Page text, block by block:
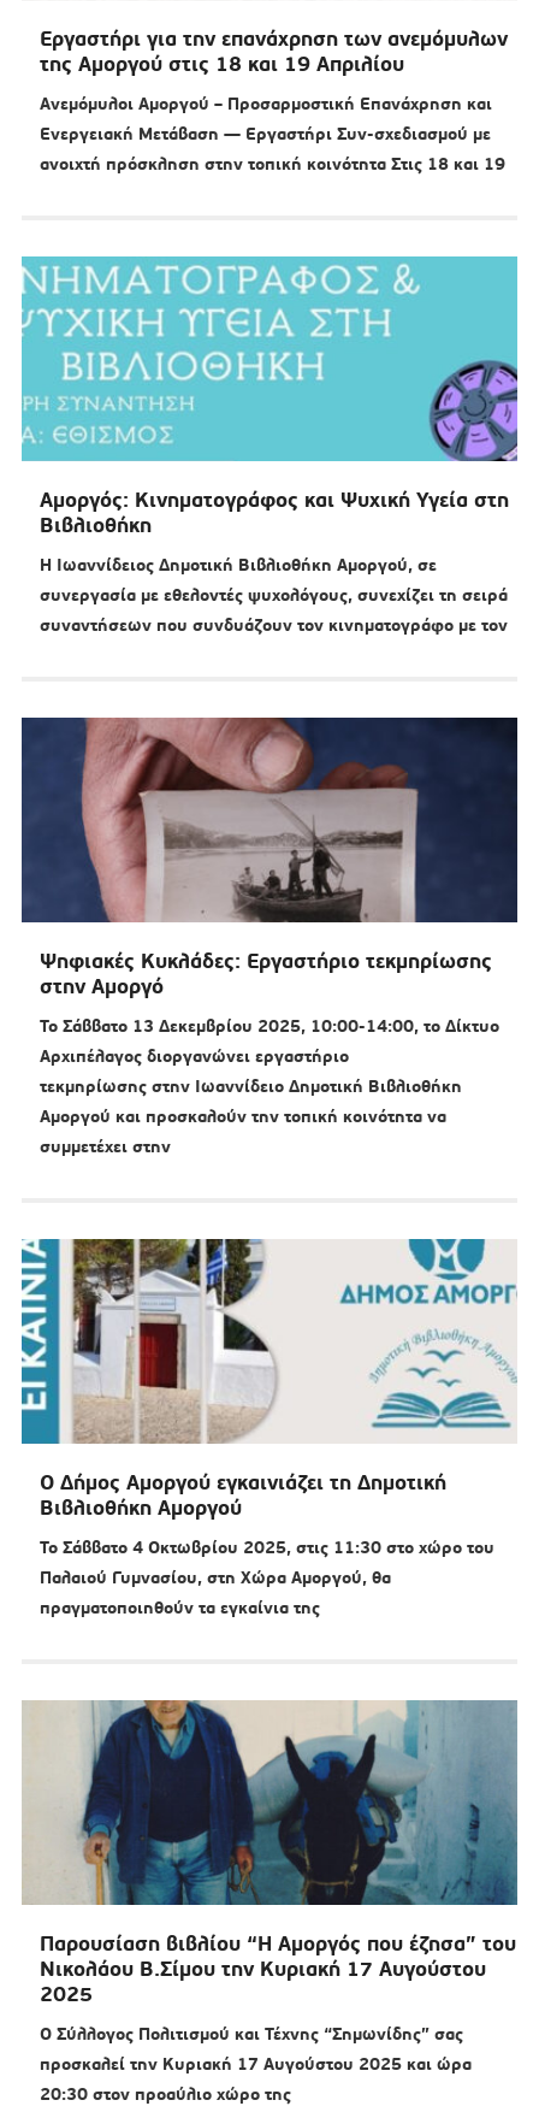
Εργαστήρι για την επανάχρηση των ανεμόμυλων
της Αμοργού στις 18 και 19 Απριλίου
Ανεμόμυλοι Αμοργού – Προσαρμοστική Επανάχρηση και
Ενεργειακή Μετάβαση — Εργαστήρι Συν-σχεδιασμού με
ανοιχτή πρόσκληση στην τοπική κοινότητα Στις 18 και 19
Αμοργός: Κινηματογράφος και Ψυχική Υγεία στη
Βιβλιοθήκη
Η Ιωαννίδειος Δημοτική Βιβλιοθήκη Αμοργού, σε
συνεργασία με εθελοντές ψυχολόγους, συνεχίζει τη σειρά
συναντήσεων που συνδυάζουν τον κινηματογράφο με τον
Ψηφιακές Κυκλάδες: Εργαστήριο τεκμηρίωσης
στην Αμοργό
Το Σάββατο 13 Δεκεμβρίου 2025, 10:00-14:00, το Δίκτυο
Αρχιπέλαγος διοργανώνει εργαστήριο
τεκμηρίωσης στην Ιωαννίδειο Δημοτική Βιβλιοθήκη
Αμοργού και προσκαλούν την τοπική κοινότητα να
συμμετέχει στην
Ο Δήμος Αμοργού εγκαινιάζει τη Δημοτική
Βιβλιοθήκη Αμοργού
Το Σάββατο 4 Οκτωβρίου 2025, στις 11:30 στο χώρο του
Παλαιού Γυμνασίου, στη Χώρα Αμοργού, θα
πραγματοποιηθούν τα εγκαίνια της
Παρουσίαση βιβλίου “Η Αμοργός που έζησα” του
Νικολάου Β.Σίμου την Κυριακή 17 Αυγούστου
2025
Ο Σύλλογος Πολιτισμού και Τέχνης “Σημωνίδης” σας
προσκαλεί την Κυριακή 17 Αυγούστου 2025 και ώρα
20:30 στον προαύλιο χώρο της